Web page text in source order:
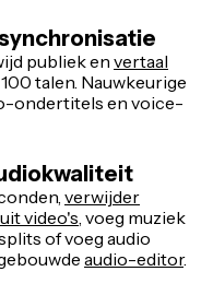
publiek en vertaal
talen. Nauwkeurige
ondertitels en voice-
verwijder
video's , voeg muziek
of voeg audio
audio-editor.